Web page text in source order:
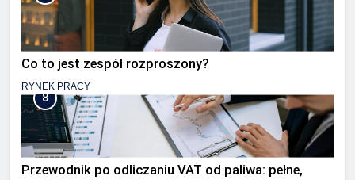
Co to jest zespół rozproszony?
RYNEK PRACY
8
Przewodnik po odliczaniu VAT od paliwa: pełne,